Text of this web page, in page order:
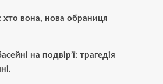
хто вона, нова обраниця
на подвір’ї: трагедія